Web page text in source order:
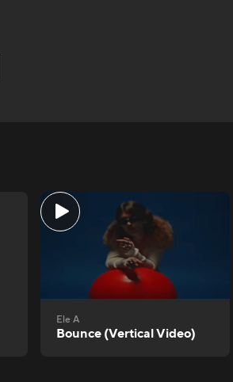
Ele A
Bounce (Vertical Video)